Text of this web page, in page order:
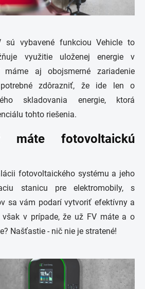
sú vybavené funkciou Vehicle to
využitie uloženej energie v
máme aj obojsmerné zariadenie
zdôrazniť, že ide len o
skladovania energie, ktorá
tohto riešenia.
fotovoltaickú
fotovoltaického systému a jeho
stanicu pre elektromobily, s
sa vám podarí vytvoriť efektívny a
v prípade, že už FV máte a o
Našťastie - nič nie je stratené!